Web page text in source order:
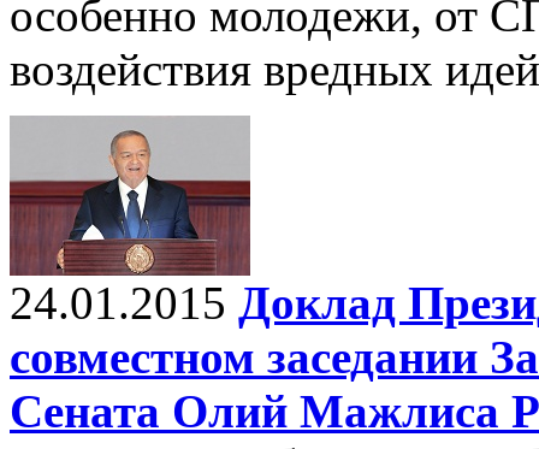
особенно молодежи, от
воздействия вредных
24.01.2015 Доклад
совместном заседании
Сената Олий Мажлиса